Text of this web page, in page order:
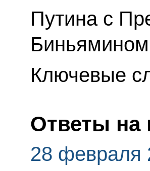
Путина с
Ключевые
Ответы на
28 февраля